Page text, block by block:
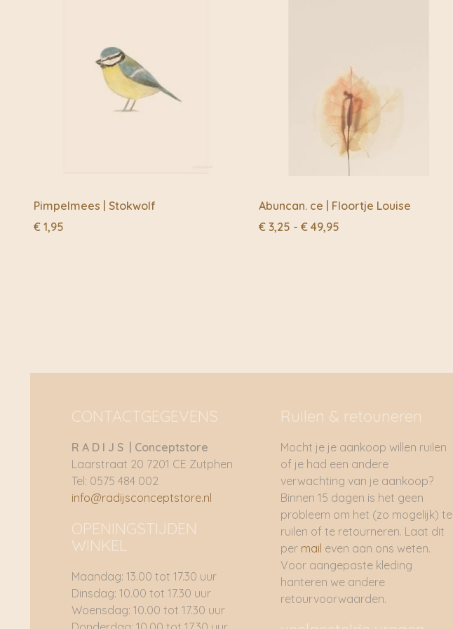
Pimpelmees | Stokwolf
€ 1,95
Abuncan. ce | Floortje Louise
€ 3,25 - € 49,95
CONTACTGEGEVENS
R A D I J S | Conceptstore
Laarstraat 20 7201 CE Zutphen
Tel: 0575 484 002
info@radijsconceptstore.nl
OPENINGSTIJDEN
WINKEL
Maandag: 13.00 tot 17.30 uur
Dinsdag: 10.00 tot 17.30 uur
Woensdag: 10.00 tot 17.30 uur
Ruilen & retouneren
Mocht je je aankoop willen ruilen
of je had een andere
verwachting van je aankoop?
Binnen 15 dagen is het geen
probleem om het (zo mogelijk) te
ruilen of te retourneren. Laat dit
permail even aan ons weten.
Voor aangepaste kleding
hanteren we andere
retourvoorwaarden.